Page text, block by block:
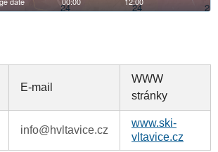
E-mail
WWW
stránky
info@hvltavice.cz
www.ski-
vltavice.cz